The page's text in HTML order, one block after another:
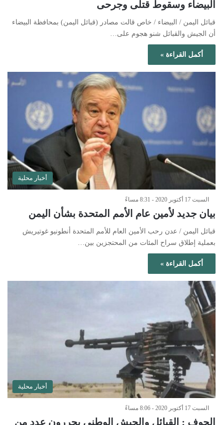
البيضاء وسقوط قتلى وجرحى
قبائل اليمن / البيضاء / خاص قالت مصادر (قبائل اليمن) بمحافظة البيضاء
أن الجيش والقبائل شنو هجوم على…
أكمل القراءة »
أخبار محلية
السبت 17 أكتوبر 2020 - 8:31 مساءً
بيان جديد لأمين عام الأمم المتحدة بشأن اليمن
قبائل اليمن / عدن رحب الأمين العام للأمم المتحدة أنطونيو غوتيريش
بعملية إطلاق سراح المئات من المحتجزين بين…
أكمل القراءة »
أخبار محلية
السبت 17 أكتوبر 2020 - 8:06 مساءً
الجوف : القبائل والجيش الوطني يحررون عدد من